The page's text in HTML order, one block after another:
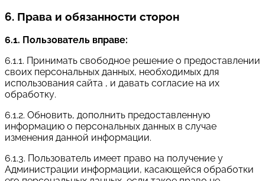
6. Права и обязанности сторон
6.1. Пользователь вправе:
6.1.1. Принимать свободное решение о предоставлении
своих персональных данных, необходимых для
использования сайта , и давать согласие на их
обработку.
6.1.2. Обновить, дополнить предоставленную
информацию о персональных данных в случае
изменения данной информации.
6.1.3. Пользователь имеет право на получение у
Администрации информации, касающейся обработки